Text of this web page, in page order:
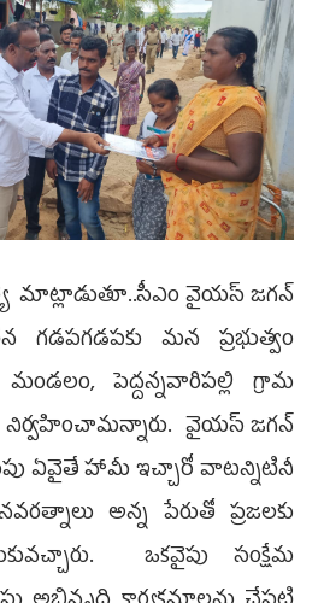
మాట్లాడుతూ..సీఎం వైయ‌స్ జ‌గ‌న్
గడపగడపకు మన ప్రభుత్వం
మండలం, పెద్దన్నవారిపల్లి గ్రామ
వైయ‌స్ జ‌గ‌న్
ఏవైతే హామీ ఇచ్చారో వాటన్నిటినీ
అన్న పేరుతో ప్రజలకు
ఒకవైపు సంక్షేమ